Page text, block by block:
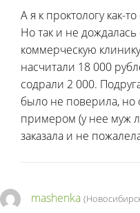
А я к проктологу как-
Но так и не
коммерческую
насчитали 18 000
содрали 2 000.
было не поверила, но
примером (у нее муж
заказала и не
mashenka